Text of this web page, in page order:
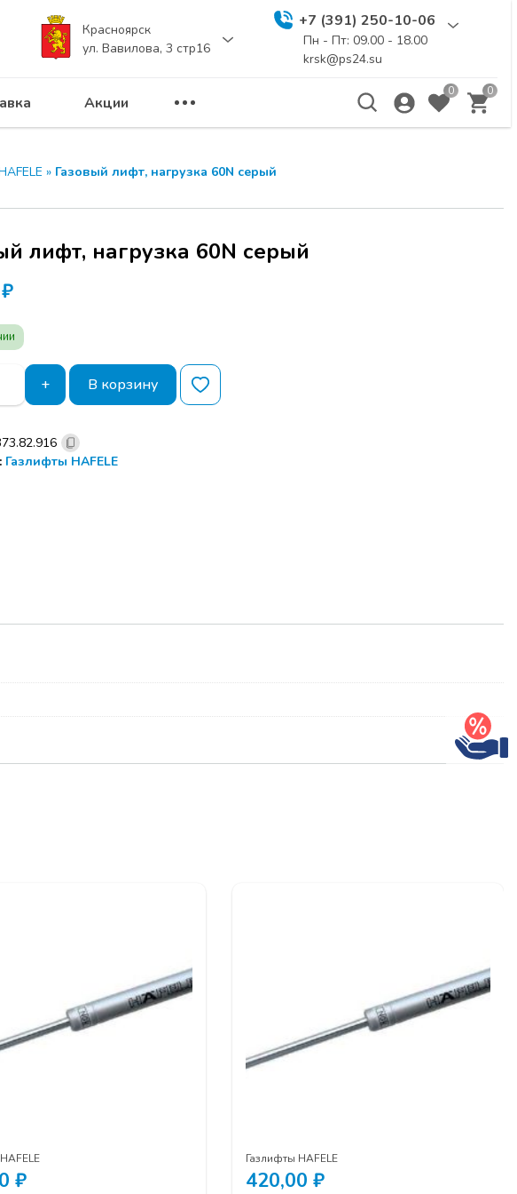
Красноярск
ул. Вавилова, 3 стр16
+7 (391) 250-10-06
Пн - Пт: 09.00 - 18.00
krsk@ps24.su
Акции
0 0
» Газовый лифт, нагрузка 60N серый
лифт, нагрузка 60N серый
₽
+ В корзину
Газлифты HAFELE
₽
Газлифты HAFELE
420,00 ₽